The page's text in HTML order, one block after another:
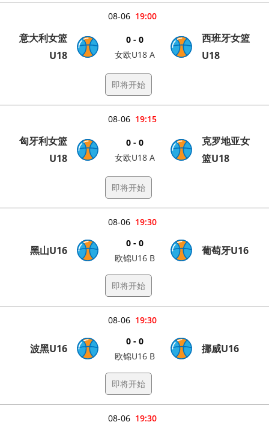
19:00
08-06
意大利女篮
U18
0 - 0
女欧U18 A
西班牙女篮
U18
即将开始
19:15
08-06
匈牙利女篮
U18
0 - 0
女欧U18 A
克罗地亚女
篮U18
即将开始
19:30
08-06
黑山U16
0 - 0
欧锦U16 B
葡萄牙U16
即将开始
19:30
08-06
波黑U16
0 - 0
欧锦U16 B
挪威U16
即将开始
19:30
08-06